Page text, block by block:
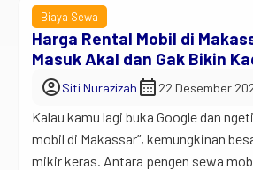
ditelepon. Terus refleks buka HP,
mobil 24 jam. Kalau kamu pernah di
kamu paham betul […]
Biaya Sewa
Harga Rental Mobil di
Masuk Akal dan Gak Bikin
account_circleSiti Nurazizah calendar_month 22 Desember
Kalau kamu lagi buka Google dan
mobil di Makassar”, kemungkinan
mikir keras. Antara pengen sewa